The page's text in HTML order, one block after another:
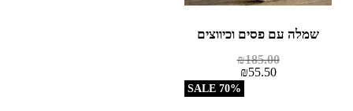
70% SALE
שמלה עם פסים וכיווצים
₪185.00
₪55.50